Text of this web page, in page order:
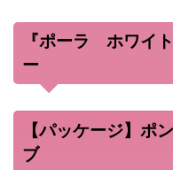
『ポーラ ホワイ
ー
【パッケージ】ポ
ブ